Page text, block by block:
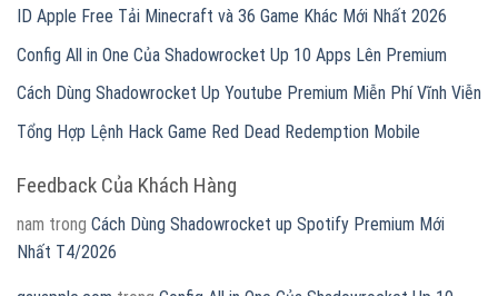
ID Apple Free Tải Minecraft và 36 Game Khác Mới Nhất 2026
Config All in One Của Shadowrocket Up 10 Apps Lên Premium
Cách Dùng Shadowrocket Up Youtube Premium Miễn Phí Vĩnh Viễn
Tổng Hợp Lệnh Hack Game Red Dead Redemption Mobile
Feedback Của Khách Hàng
nam trong Cách Dùng Shadowrocket up Spotify Premium Mới
Nhất T4/2026